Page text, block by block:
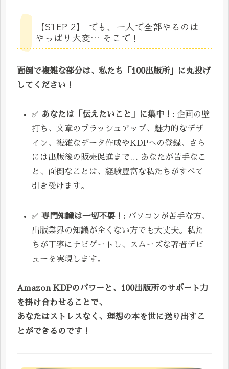
【STEP 2】 でも、一人で全部やるのは
やっぱり大変… そこで！
面倒で複雑な部分は、私たち「100出版所」に丸投げ
してください！
✅ あなたは「伝えたいこと」に集中！: 企画の壁
打ち、文章のブラッシュアップ、魅力的なデザ
イン、複雑なデータ作成やKDPへの登録、さら
には出版後の販売促進まで… あなたが苦手なこ
と、面倒なことは、経験豊富な私たちがすべて
引き受けます。
✅専門知識は一切不要！: パソコンが苦手な方、
出版業界の知識が全くない方でも大丈夫。私た
ちが丁寧にナビゲートし、スムーズな著者デビ
ューを実現します。
Amazon KDPのパワーと、100出版所のサポート力
を掛け合わせることで、
あなたはストレスなく、理想の本を世に送り出すこ
とができるのです！